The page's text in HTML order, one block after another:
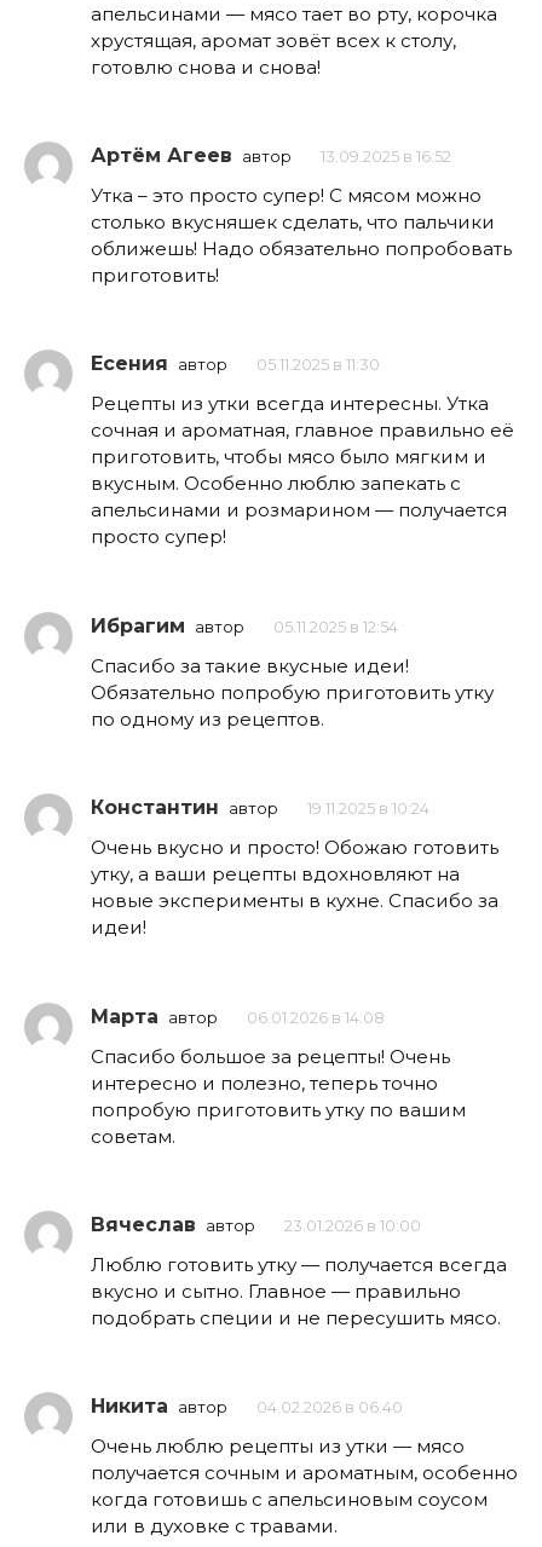
апельсинами — мясо тает во рту, корочка
хрустящая, аромат зовёт всех к столу,
готовлю снова и снова!
Артём Агеев автор 13.09.2025 в 16:52
Утка – это просто супер! С мясом можно
столько вкусняшек сделать, что пальчики
оближешь! Надо обязательно попробовать
приготовить!
Есения автор 05.11.2025 в 11:30
Рецепты из утки всегда интересны. Утка
сочная и ароматная, главное правильно её
приготовить, чтобы мясо было мягким и
вкусным. Особенно люблю запекать с
апельсинами и розмарином — получается
просто супер!
Ибрагим автор 05.11.2025 в 12:54
Спасибо за такие вкусные идеи!
Обязательно попробую приготовить утку
по одному из рецептов.
Константин автор 19.11.2025 в 10:24
Очень вкусно и просто! Обожаю готовить
утку, а ваши рецепты вдохновляют на
новые эксперименты в кухне. Спасибо за
идеи!
Марта автор 06.01.2026 в 14:08
Спасибо большое за рецепты! Очень
интересно и полезно, теперь точно
попробую приготовить утку по вашим
советам.
Вячеслав автор 23.01.2026 в 10:00
Люблю готовить утку — получается всегда
вкусно и сытно. Главное — правильно
подобрать специи и не пересушить мясо.
Никита автор 04.02.2026 в 06:40
Очень люблю рецепты из утки — мясо
получается сочным и ароматным, особенно
когда готовишь с апельсиновым соусом
или в духовке с травами.